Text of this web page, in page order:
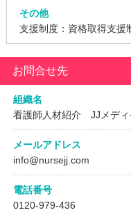
その他
支援制度：資格取得支援
お問合せ先
組織名
看護師人材紹介 JJメディ
メールアドレス
info@nursejj.com
電話番号
0120-979-436